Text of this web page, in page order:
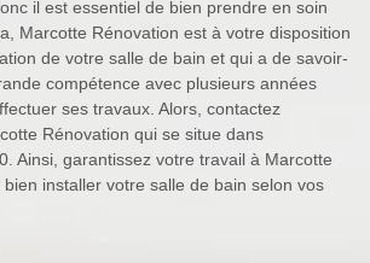
il est essentiel de bien prendre en soin
Marcotte Rénovation est à votre disposition
de votre salle de bain et qui a de savoir-
compétence avec plusieurs années
ses travaux. Alors, contactez
Rénovation qui se situe dans
Ainsi, garantissez votre travail à Marcotte
installer votre salle de bain selon vos